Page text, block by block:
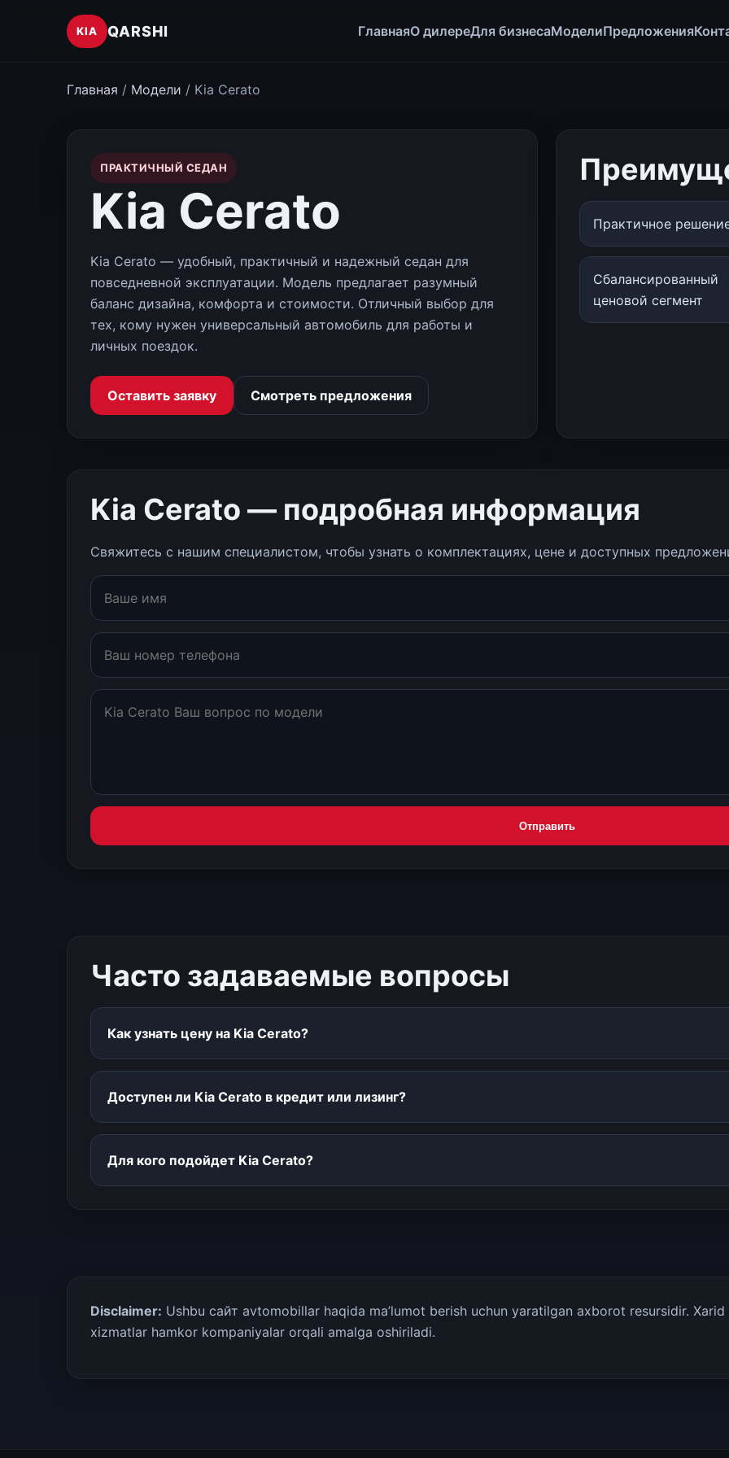
KIA QARSHI ГлавнаяО дилереДля бизнесаМоделиПредложения
Главная / Модели / Kia Cerato
ПРАКТИЧНЫЙ СЕДАН
Kia Cerato
Kia Cerato — удобный, практичный и надежный седан для
повседневной эксплуатации. Модель предлагает разумный
баланс дизайна, комфорта и стоимости. Отличный выбор для
тех, кому нужен универсальный автомобиль для работы и
личных поездок.
Оставить заявку Смотреть предложения
Практичное
Сбалансированный
ценовой сегмент
Kia Cerato — подробная информация
Свяжитесь с нашим специалистом, чтобы узнать о комплектациях, цене и доступных
Отправить
Часто задаваемые вопросы
Как узнать цену на Kia Cerato?
Доступен ли Kia Cerato в кредит или лизинг?
Для кого подойдет Kia Cerato?
Disclaimer: Ushbu сайт avtomobillar haqida ma’lumot berish uchun yaratilgan axborot resursidir.
xizmatlar hamkor kompaniyalar orqali amalga oshiriladi.